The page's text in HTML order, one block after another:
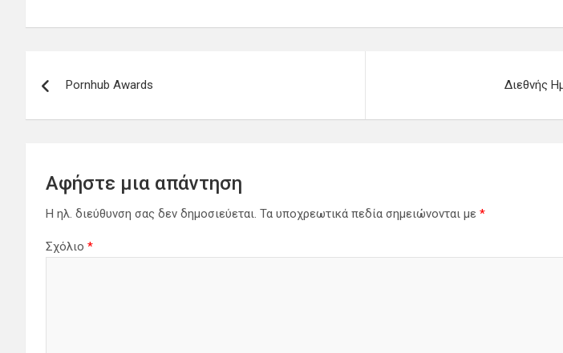
Pornhub Awards Διεθνής
Αφήστε μια απάντηση
Η ηλ. διεύθυνση σας δεν δημοσιεύεται. Τα υποχρεωτικά πεδία σημειώνονται με *
Σχόλιο *